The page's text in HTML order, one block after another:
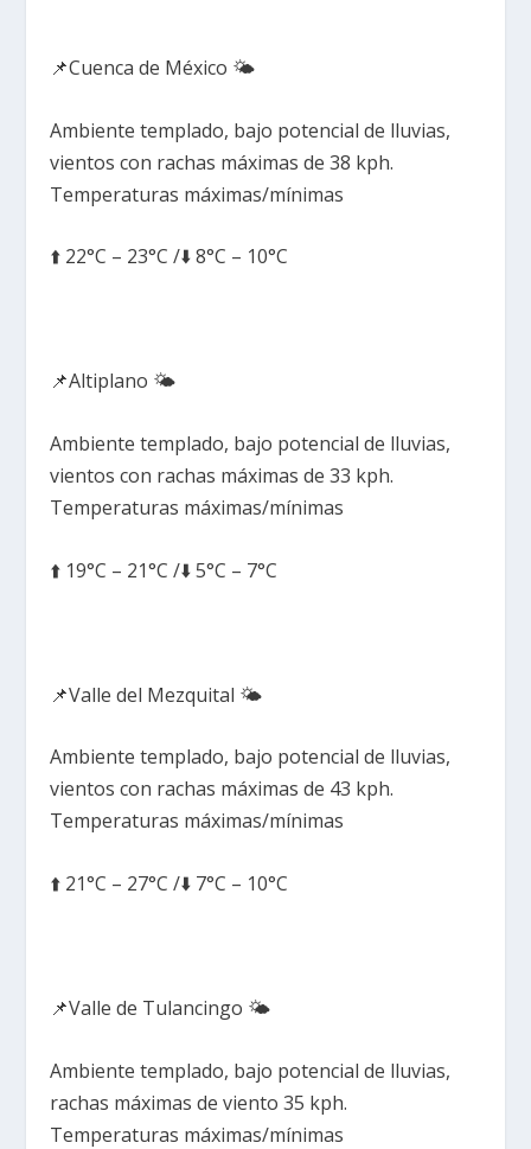
📌Cuenca de México 🌤️
Ambiente templado, bajo potencial de lluvias,
vientos con rachas máximas de 38 kph.
Temperaturas máximas/mínimas
⬆️ 22°C – 23°C /⬇️ 8°C – 10°C
📌Altiplano 🌤️
Ambiente templado, bajo potencial de lluvias,
vientos con rachas máximas de 33 kph.
Temperaturas máximas/mínimas
⬆️ 19°C – 21°C /⬇️ 5°C – 7°C
📌Valle del Mezquital 🌤️
Ambiente templado, bajo potencial de lluvias,
vientos con rachas máximas de 43 kph.
Temperaturas máximas/mínimas
⬆️ 21°C – 27°C /⬇️ 7°C – 10°C
📌Valle de Tulancingo 🌤️
Ambiente templado, bajo potencial de lluvias,
rachas máximas de viento 35 kph.
Temperaturas máximas/mínimas